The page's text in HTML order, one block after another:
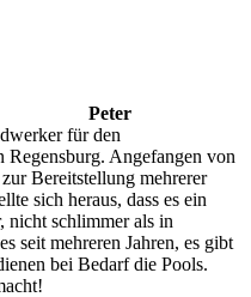
Peter
für den
Regensburg. Angefangen von
Bereitstellung mehrerer
sich heraus, dass es ein
nicht schlimmer als in
seit mehreren Jahren, es gibt
bei Bedarf die Pools.